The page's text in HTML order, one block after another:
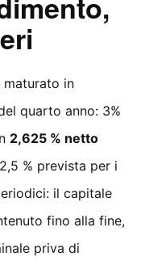
maturato in
quarto anno: 3%
2,625 % netto
% prevista per i
il capitale
fino alla fine,
priva di